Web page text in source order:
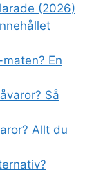
(2026)
En
Så
Allt du